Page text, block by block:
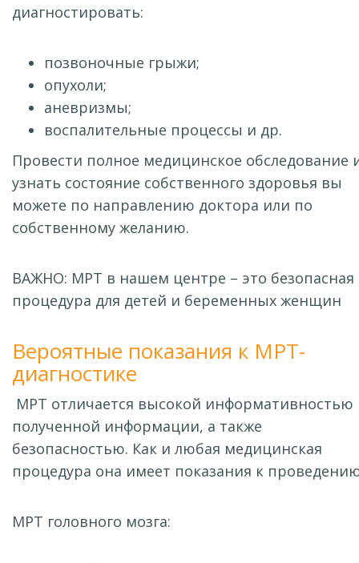
диагностировать:
позвоночные грыжи;
опухоли;
аневризмы;
воспалительные процессы и др.
Провести полное медицинское обследование
узнать состояние собственного здоровья вы
можете по направлению доктора или по
собственному желанию.
ВАЖНО: МРТ в нашем центре – это безопасная
процедура для детей и беременных женщин
Вероятные показания к МРТ-
диагностике
МРТ отличается высокой информативностью
полученной информации, а также
безопасностью. Как и любая медицинская
процедура она имеет показания к
МРТ головного мозга: